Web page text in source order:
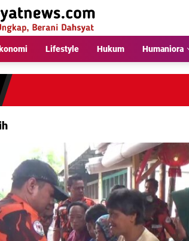
Lifestyle Hukum Humaniora